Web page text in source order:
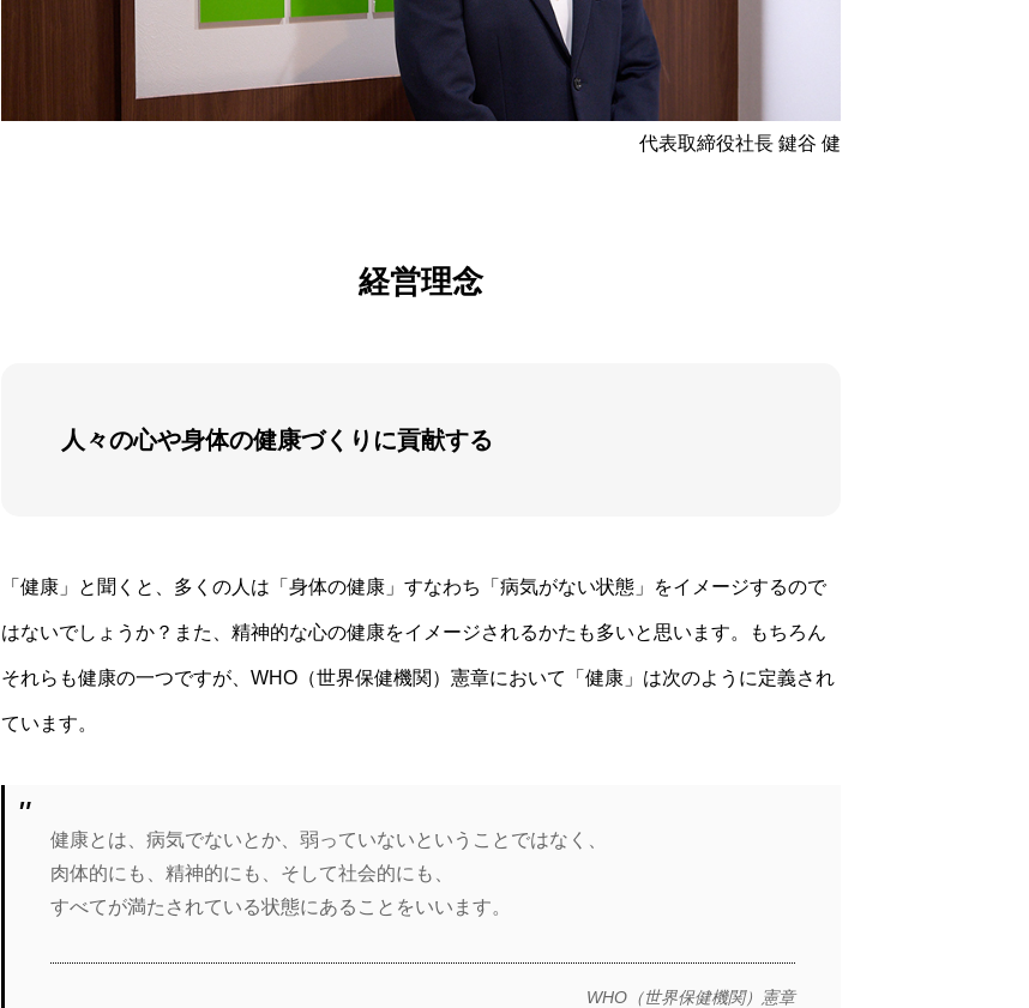
代表取締役社長 鍵谷 健
経営理念
人々の心や身体の健康づくりに貢献する
「健康」と聞くと、多くの人は「身体の健康」すなわち「病気がない状態」をイメージするので
はないでしょうか？また、精神的な心の健康をイメージされるかたも多いと思います。もちろん
それらも健康の一つですが、WHO（世界保健機関）憲章において「健康」は次のように定義され
ています。
健康とは、病気でないとか、弱っていないということではなく、
肉体的にも、精神的にも、そして社会的にも、
すべてが満たされている状態にあることをいいます。
WHO（世界保健機関）憲章